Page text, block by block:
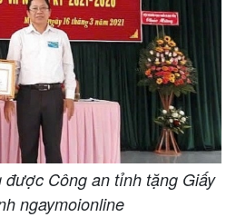
Công an tỉnh tặng Giấy
ngaymoionline